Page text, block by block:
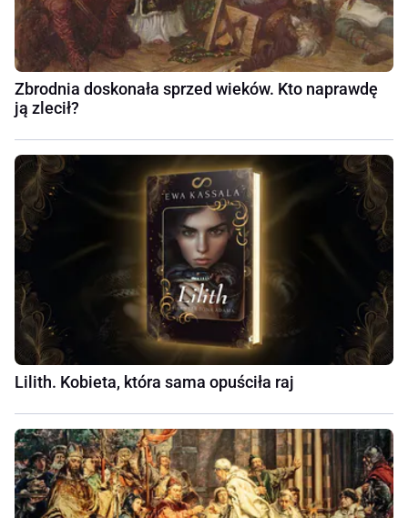
Zbrodnia doskonała sprzed wieków. Kto naprawdę
ją zlecił?
Lilith. Kobieta, która sama opuściła raj